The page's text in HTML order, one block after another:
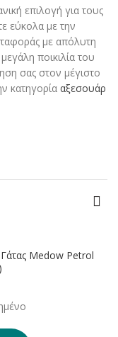
επιλογή για τους
εύκολα με την
με απόλυτη
ποικιλία του
σας στον μέγιστο
κατηγορία αξεσουάρ
Medow Petrol